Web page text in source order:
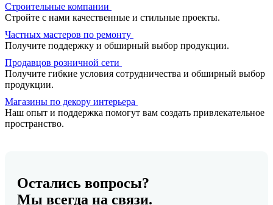
На карте
Пн.-Вс.: 10:00-20:00
На карте
Das Parkett Welt (Видное), г. Видное, посёлок Совхоз
им.Ленина, ТЦ Твой Дом 24 км
Пн.-Вс.: 10:00-22:00
8(965) 186-78-67
dasparkettwelt@mail.ru
Строительные компании
Стройте с нами качественные и стильные проекты.
Частных мастеров по ремонту
Получите поддержку и обширный выбор продукции.
Продавцов розничной сети
Получите гибкие условия сотрудничества и обширный выбор
продукции.
Магазины по декору интерьера
Наш опыт и поддержка помогут вам создать привлекательное
пространство.
Остались вопросы?
Мы всегда на связи.